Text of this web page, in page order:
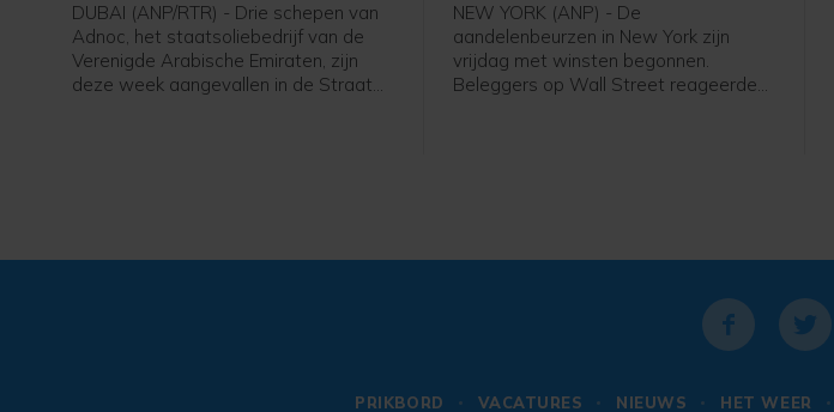
DUBAI (ANP/RTR) - Drie schepen van
Adnoc, het staatsoliebedrijf van de
Verenigde Arabische Emiraten, zijn
deze week aangevallen in de Straat
NEW YORK (ANP) - De
aandelenbeurzen in New York zijn
vrijdag met winsten begonnen.
Beleggers op Wall Street reageerden
PRIKBORD VACATURES NIEUWS HET WEER